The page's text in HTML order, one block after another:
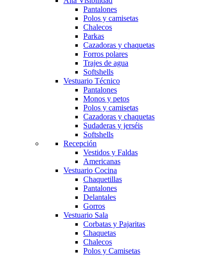
Pantalones
Polos y camisetas
Chalecos
Parkas
Cazadoras y chaquetas
Forros polares
Trajes de agua
Softshells
Vestuario Técnico
Pantalones
Monos y petos
Polos y camisetas
Cazadoras y chaquetas
Sudaderas y jerséis
Softshells
Recepción
Vestidos y Faldas
Americanas
Vestuario Cocina
Chaquetillas
Pantalones
Delantales
Gorros
Vestuario Sala
Corbatas y Pajaritas
Chaquetas
Chalecos
Polos y Camisetas